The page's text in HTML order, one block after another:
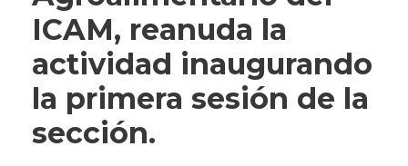
ICAM, reanuda la
actividad inaugurando
la primera sesión de la
sección.